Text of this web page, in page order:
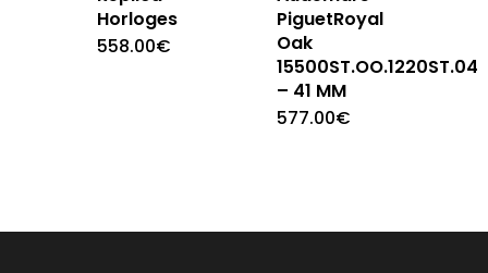
Horloges
558.00€
PiguetRoyal
Oak
15500ST.OO.1220ST.04
– 41 MM
577.00€